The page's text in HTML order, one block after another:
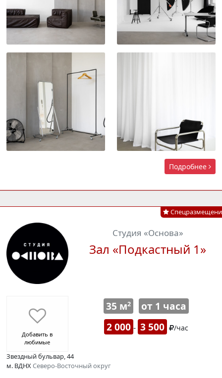
Подробнее
Студия «Основа»
Зал «Подкастный 1»
Добавить в
любимые
35 м2
от 1 часа
2 000 - 3 500 /час
Звездный бульвар, 44
м. ВДНХСеверо-Восточный округ